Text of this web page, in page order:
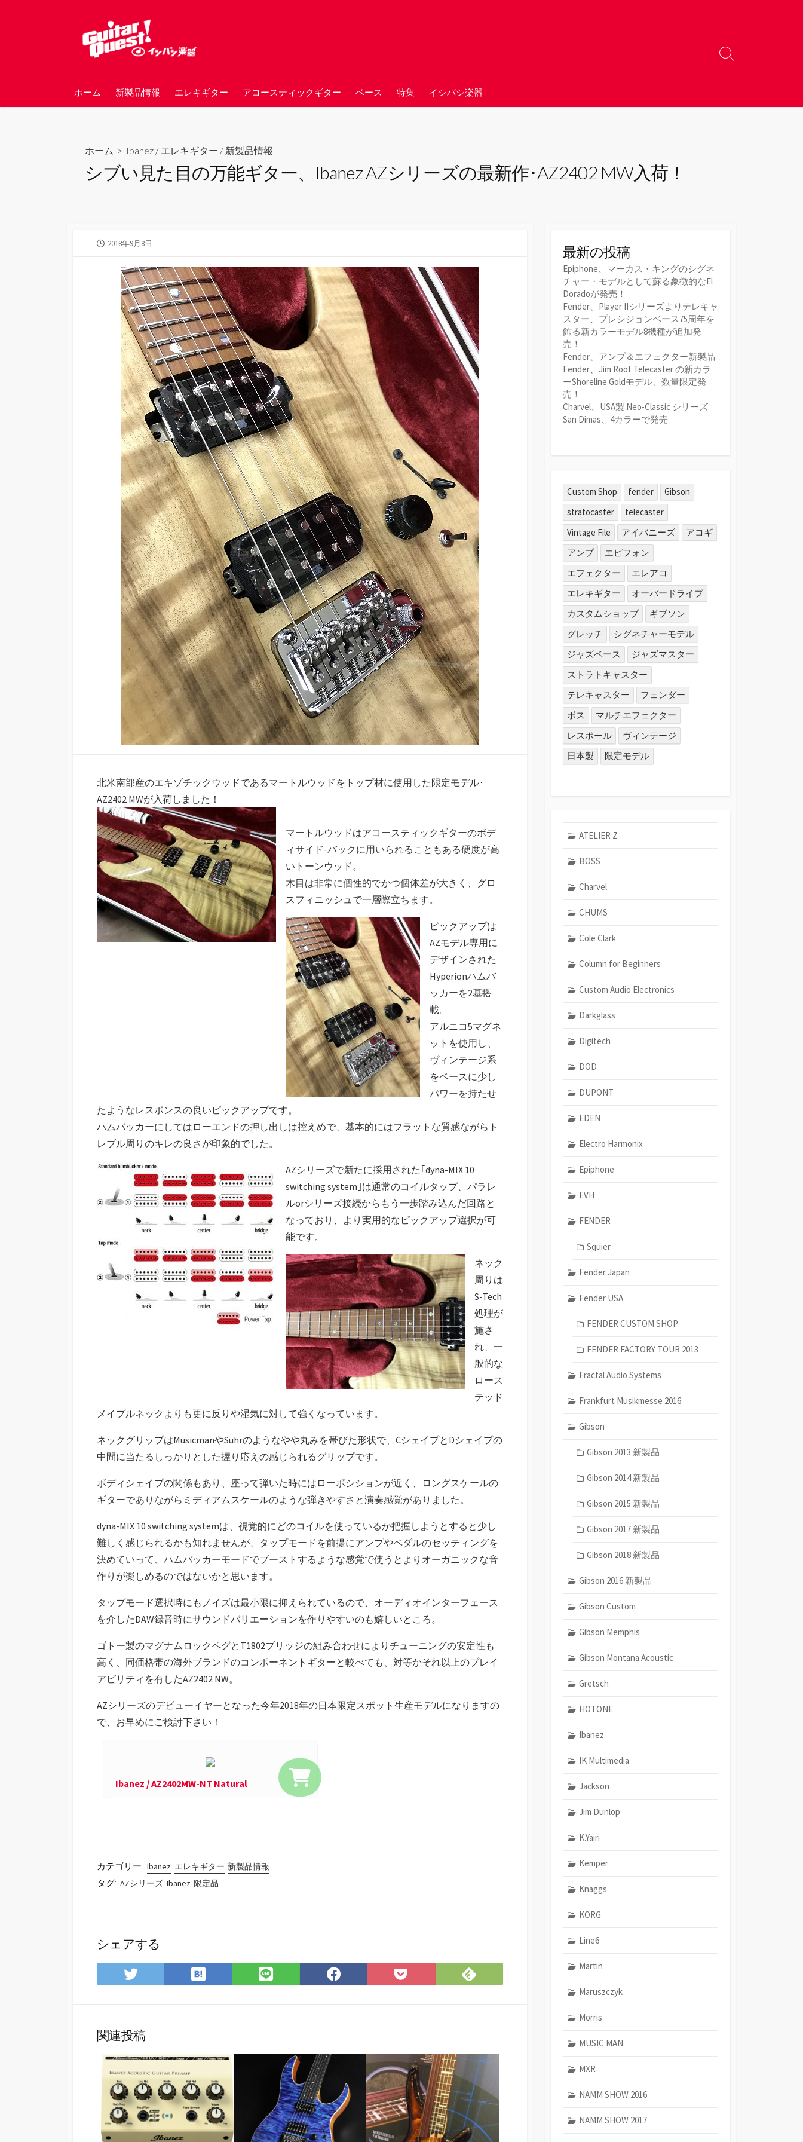
ホーム 新製品情報 エレキギター アコースティックギター ベース 特集 イシバシ楽器
検
替
ホーム > Ibanez / エレキギター / 新製品情報
シブい見た目の万能ギター、Ibanez AZシリーズの最新作･AZ2402 MW入荷！
公
2018年9月8日
北米南部産のエキゾチックウッドであるマートルウッドをトップ材に使用した限定モデル･
AZ2402 MWが入荷しました！
マートルウッドはアコースティックギターのボデ
ィサイド-バックに用いられることもある硬度が高
いトーンウッド。
木目は非常に個性的でかつ個体差が大きく、グロ
スフィニッシュで一層際立ちます。
ピックアップは
AZモデル専用に
デザインされた
Hyperionハムバ
ッカーを2基搭
載。
アルニコ5マグネ
ットを使用し、
ヴィンテージ系
をベースに少し
パワーを持たせ
たようなレスポンスの良いピックアップです。
ハムバッカーにしてはローエンドの押し出しは控えめで、基本的にはフラットな質感ながらト
レブル周りのキレの良さが印象的でした。
AZシリーズで新たに採用された｢dyna-MIX 10
switching system｣は通常のコイルタップ、パラレ
ルorシリーズ接続からもう一歩踏み込んだ回路と
なっており、より実用的なピックアップ選択が可
能です。
ネック
周りは
S-Tech
処理が
施さ
れ、一
般的な
ロース
テッド
メイプルネックよりも更に反りや湿気に対して強くなっています。
ネックグリップはMusicmanやSuhrのようなやや丸みを帯びた形状で、CシェイプとDシェイプの
中間に当たるしっかりとした握り応えの感じられるグリップです。
ボディシェイプの関係もあり、座って弾いた時にはローポシションが近く、ロングスケールの
ギターでありながらミディアムスケールのような弾きやすさと演奏感覚がありました。
dyna-MIX 10 switching systemは、視覚的にどのコイルを使っているか把握しようとすると少し
難しく感じられるかも知れませんが、タップモードを前提にアンプやペダルのセッティングを
決めていって、ハムバッカーモードでブーストするような感覚で使うとよりオーガニックな音
作りが楽しめるのではないかと思います。
タップモード選択時にもノイズは最小限に抑えられているので、オーディオインターフェース
を介したDAW録音時にサウンドバリエーションを作りやすいのも嬉しいところ。
ゴトー製のマグナムロックペグとT1802ブリッジの組み合わせによりチューニングの安定性も
高く、同価格帯の海外ブランドのコンポーネントギターと較べても、対等かそれ以上のプレイ
アビリティを有したAZ2402 NW。
AZシリーズのデビューイヤーとなった今年2018年の日本限定スポット生産モデルになりますの
で、お早めにご検討下さい！
Ibanez / AZ2402MW-NT Natural
カテゴリー: Ibanez エレキギター 新製品情報
タグ: AZシリーズ Ibanez 限定品
シェアする
Twitter
で
ア
は
て
マ
ク
に
保
存
LINE
で
Facebook
で
Pocket
に
Feedly
で
関連投稿
最新の投稿
Epiphone、マーカス・キングのシグネ
チャー・モデルとして蘇る象徴的なEl
Doradoが発売！
Fender、Player IIシリーズよりテレキャ
スター、プレシジョンベース75周年を
飾る新カラーモデル8機種が追加発
売！
Fender、アンプ＆エフェクター新製品
Fender、Jim Root Telecaster の新カラ
ーShoreline Goldモデル、数量限定発
売！
Charvel、USA製 Neo-Classic シリーズ
San Dimas、4カラーで発売
Custom Shop fender
Gibson
stratocaster
telecaster
Vintage File
アイバニーズ
アコギ
アンプ
エピフォン
エフェクター
エレアコ
エレキギター
オーバードライブ
カスタムショップ
ギブソン
グレッチ
シグネチャーモデル
ジャズベース
ジャズマスター
ストラトキャスター
テレキャスター
フェンダー
ボス
マルチエフェクター
レスポール
ヴィンテージ
日本製
限定モデル
ATELIER Z
BOSS
Charvel
CHUMS
Cole Clark
Column for Beginners
Custom Audio Electronics
Darkglass
Digitech
DOD
DUPONT
EDEN
Electro Harmonix
Epiphone
EVH
FENDER
Squier
Fender Japan
Fender USA
FENDER CUSTOM SHOP
FENDER FACTORY TOUR 2013
Fractal Audio Systems
Frankfurt Musikmesse 2016
Gibson
Gibson 2013 新製品
Gibson 2014 新製品
Gibson 2015 新製品
Gibson 2017 新製品
Gibson 2018 新製品
Gibson 2016 新製品
Gibson Custom
Gibson Memphis
Gibson Montana Acoustic
Gretsch
HOTONE
Ibanez
IK Multimedia
Jackson
Jim Dunlop
K.Yairi
Kemper
Knaggs
KORG
Line6
Martin
Maruszczyk
Morris
MUSIC MAN
MXR
NAMM SHOW 2016
NAMM SHOW 2017